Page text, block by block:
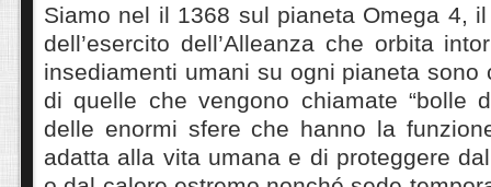
Siamo nel il 1368 sul pianeta Omega 4,
dell’esercito dell’Alleanza che orbita
insediamenti umani su ogni pianeta sono
di quelle che vengono chiamate “bolle
delle enormi sfere che hanno la
adatta alla vita umana e di proteggere